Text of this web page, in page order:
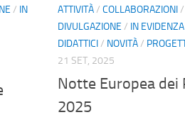
/ IN
ATTIVITÀ/ COLLABORAZIONI/
DIVULGAZIONE / IN EVIDENZA
DIDATTICI/ NOVITÀ/
21 SET, 2025
Notte Europea dei
2025